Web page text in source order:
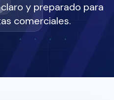
y preparado para
comerciales.